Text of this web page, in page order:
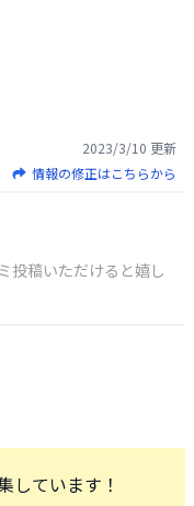
2023/3/10 更新
情報の修正はこちらから
投稿いただけると嬉し
しています！